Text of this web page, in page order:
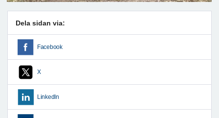
Dela sidan via:
Facebook
X
LinkedIn